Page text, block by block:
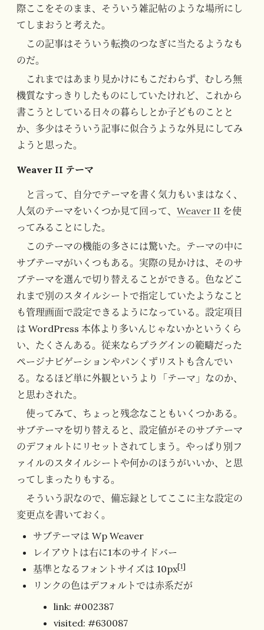
際ここをそのまま、そういう雑記帖のような場所にし
てしまおうと考えた。
この記事はそういう転換のつなぎに当たるようなも
のだ。
これまではあまり見かけにもこだわらず、むしろ無
機質なすっきりしたものにしていたけれど、これから
書こうとしている日々の暮らしとか子どものことと
か、多少はそういう記事に似合うような外見にしてみ
ようと思った。
Weaver II テーマ
と言って、自分でテーマを書く気力もいまはなく、
人気のテーマをいくつか見て回って、 Weaver II を使
ってみることにした。
このテーマの機能の多さには驚いた。テーマの中に
サブテーマがいくつもある。実際の見かけは、そのサ
ブテーマを選んで切り替えることができる。色などこ
れまで別のスタイルシートで指定していたようなこと
も管理画面で設定できるようになっている。設定項目
は WordPress 本体より多いんじゃないかというくら
い、たくさんある。従来ならプラグインの範疇だった
ページナビゲーションやパンくずリストも含んでい
る。なるほど単に外観というより「テーマ」なのか、
と思わされた。
使ってみて、ちょっと残念なこともいくつかある。
サブテーマを切り替えると、設定値がそのサブテーマ
のデフォルトにリセットされてしまう。やっぱり別フ
ァイルのスタイルシートや何かのほうがいいか、と思
ってしまったりもする。
そういう訳なので、備忘録としてここに主な設定の
変更点を書いておく。
サブテーマは Wp Weaver
レイアウトは右に1本のサイドバー
基準となるフォントサイズは 10px[1]
リンクの色はデフォルトでは赤系だが
link: #002387
visited: #630087